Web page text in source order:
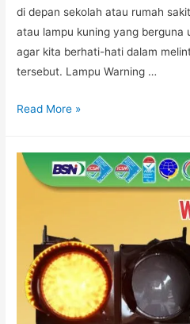
di depan sekolah atau rumah
atau lampu kuning yang berguna
agar kita berhati-hati dalam
tersebut. Lampu Warning …
LAMPU
Read More »